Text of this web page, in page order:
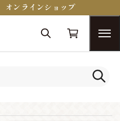
ンラインショップ